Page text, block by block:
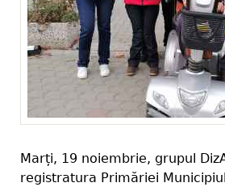
Marți, 19 noiembrie, grupul
registratura Primăriei